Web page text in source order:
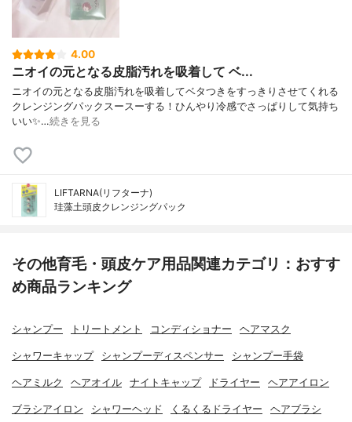
4.00
ニオイの元となる皮脂汚れを吸着して ベ...
ニオイの元となる皮脂汚れを吸着してベタつきをすっきりさせてくれる
クレンジングパックㅤㅤㅤㅤㅤㅤㅤㅤㅤㅤㅤㅤㅤスースーする！ひんやり冷感でさっぱりして気持ち
いい✨…続きを見る
LIFTARNA(リフターナ)
珪藻土頭皮クレンジングパック
その他育毛・頭皮ケア用品関連カテゴリ：おすす
め商品ランキング
シャンプー トリートメント コンディショナー ヘアマスク
シャワーキャップ シャンプーディスペンサー シャンプー手袋
ヘアミルク ヘアオイル ナイトキャップ ドライヤー ヘアアイロン
ブラシアイロン シャワーヘッド くるくるドライヤー ヘアブラシ